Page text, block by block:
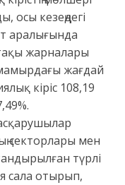
осы кезеңдегі
аралығында
жарналары
жағдай
кіріс 108,19
секторлары мен
түрлі
сала отырып,